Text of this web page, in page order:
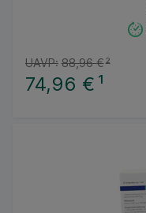
74,96 € ¹
UAVP: 88,96 €²